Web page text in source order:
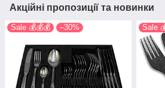
Акційні пропозиції та новинки
Sale 💰💰💰 –30% Sale